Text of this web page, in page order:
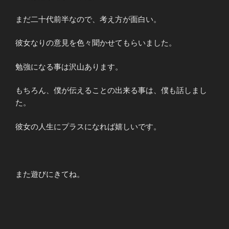
まだ二十代前半なので、考え方が面白い。
彼女なりの意見を色々聞かせてもらいました。
勉強になる事は沢山あります。
もちろん、僕が伝えることの出来る事は、僕も話しまし
た。
彼女の人生にプラスになれば嬉しいです。
また遊びにきてね。